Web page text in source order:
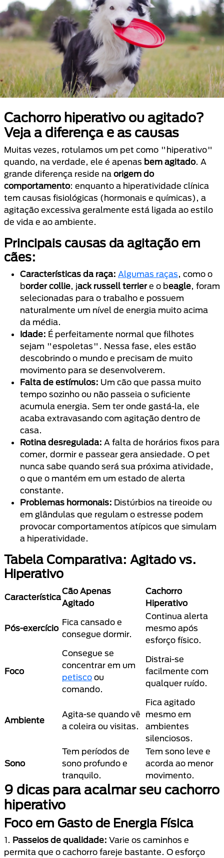
Cachorro hiperativo ou agitado?
Veja a diferença e as causas
Muitas vezes, rotulamos um pet como "hiperativo"
quando, na verdade, ele é apenas bem agitado. A
grande diferença reside na origem do
comportamento: enquanto a hiperatividade clínica
tem causas fisiológicas (hormonais e químicas), a
agitação excessiva geralmente está ligada ao estilo
de vida e ao ambiente.
Principais causas da agitação em
cães:
Características da raça: Algumas raças, como o
border collie, jack russell terriere o beagle, foram
selecionadas para o trabalho e possuem
naturalmente um nível de energia muito acima
da média.
Idade: É perfeitamente normal que filhotes
sejam "espoletas". Nessa fase, eles estão
descobrindo o mundo e precisam de muito
movimento para se desenvolverem.
Falta de estímulos: Um cão que passa muito
tempo sozinho ou não passeia o suficiente
acumula energia. Sem ter onde gastá-la, ele
acaba extravasando com agitação dentro de
casa.
Rotina desregulada: A falta de horários fixos para
comer, dormir e passear gera ansiedade. O pet
nunca sabe quando será sua próxima atividade,
o que o mantém em um estado de alerta
constante.
Problemas hormonais: Distúrbios na tireoide ou
em glândulas que regulam o estresse podem
provocar comportamentos atípicos que simulam
a hiperatividade.
Tabela Comparativa: Agitado vs.
Hiperativo
Característica
Cão Apenas
Agitado
Cachorro
Hiperativo
Pós-exercício
Fica cansado e
consegue dormir.
Continua alerta
mesmo após
esforço físico.
Foco
Consegue se
concentrar em um
petisco ou
comando.
Distrai-se
facilmente com
qualquer ruído.
Ambiente
Agita-se quando vê
a coleira ou visitas.
Fica agitado
mesmo em
ambientes
silenciosos.
Sono
Tem períodos de
sono profundo e
tranquilo.
Tem sono leve e
acorda ao menor
movimento.
9 dicas para acalmar seu cachorro
hiperativo
Foco em Gasto de Energia Física
1. Passeios de qualidade: Varie os caminhos e
permita que o cachorro fareje bastante. O esforço